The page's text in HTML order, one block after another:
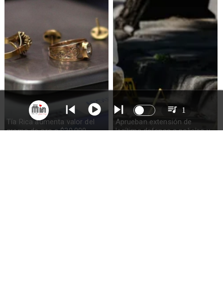
Tía Rica aumenta valor del
gramo de oro a $30.000
Aprueban extensión de
legítima defensa a policías y
1